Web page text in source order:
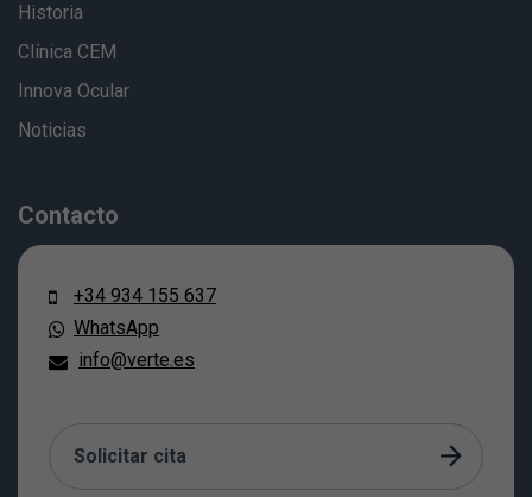
Historia
Clínica CEM
Innova Ocular
Noticias
Contacto
+34 934 155 637
WhatsApp
info@verte.es
Solicitar cita